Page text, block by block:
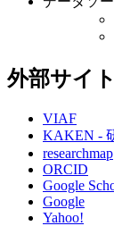
外部サイ
VIAF
KAKEN -
researchmap
ORCID
Google
Google
Yahoo!